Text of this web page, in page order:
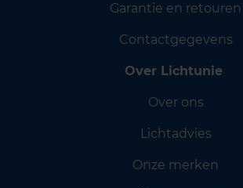
Garantie en retouren
Contactgegevens
Over Lichtunie
Over ons
Lichtadvies
Onze merken